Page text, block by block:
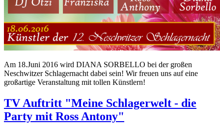
Am 18.Juni 2016 wird DIANA SORBELLO bei der großen
Neschwitzer Schlagernacht dabei sein! Wir freuen uns auf eine
großartige Veranstaltung mit tollen Künstlern!
TV Auftritt "Meine Schlagerwelt - die
Party mit Ross Antony"